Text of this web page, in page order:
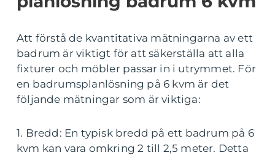
Att förstå de kvantitativa mätningarna av ett
badrum är viktigt för att säkerställa att alla
fixturer och möbler passar in i utrymmet. För
en badrumsplanlösning på 6 kvm är det
följande mätningar som är viktiga:
1. Bredd: En typisk bredd på ett badrum på 6
kvm kan vara omkring 2 till 2,5 meter. Detta